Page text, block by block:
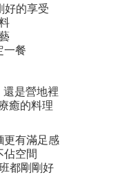
好的享受
一餐
是營地裡
癒的料理
有滿足感
佔空間
都剛剛好